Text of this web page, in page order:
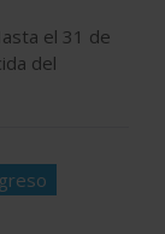
el 31 de
del